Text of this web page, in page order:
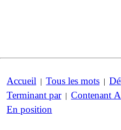
Accueil | Tous les mots |
Terminant par| Contenant
En position